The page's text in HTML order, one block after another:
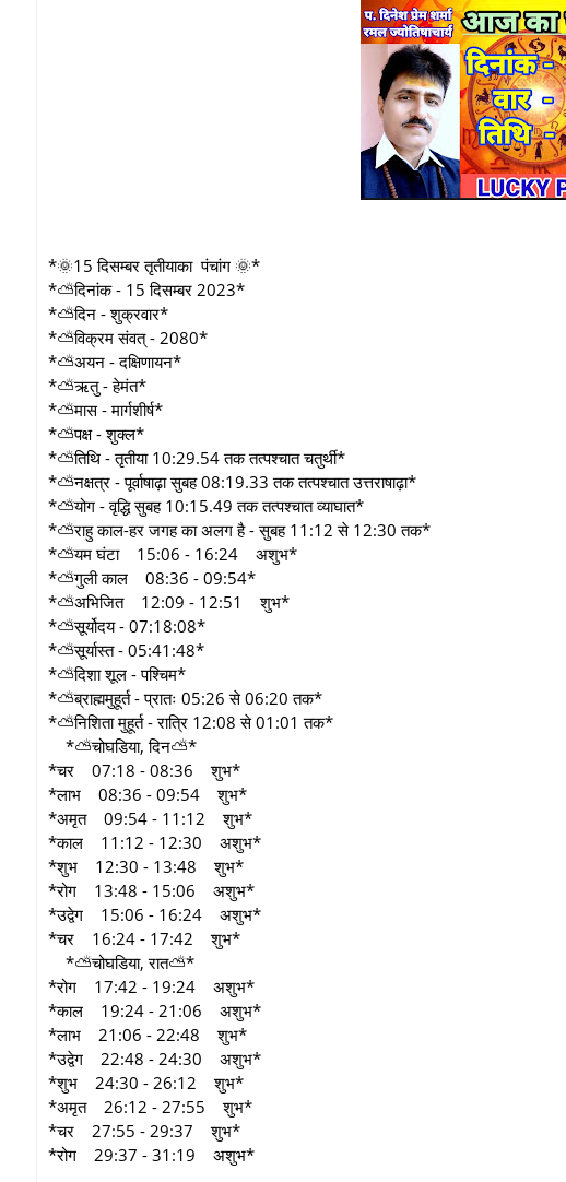
*🌞15 दिसम्बर तृतीयाका पंचांग 🌞*
*⛅दिनांक - 15 दिसम्बर 2023*
*⛅दिन - शुक्रवार*
*⛅विक्रम संवत् - 2080*
*⛅अयन - दक्षिणायन*
*⛅ऋतु - हेमंत*
*⛅मास - मार्गशीर्ष*
*⛅पक्ष - शुक्ल*
*⛅तिथि - तृतीया 10:29.54 तक तत्पश्चात चतुर्थी*
*⛅नक्षत्र - पूर्वाषाढ़ा सुबह 08:19.33 तक तत्पश्चात उत्तराषाढ़ा*
*⛅योग - वृद्धि सुबह 10:15.49 तक तत्पश्चात व्याघात*
*⛅राहु काल-हर जगह का अलग है - सुबह 11:12 से 12:30 तक*
*⛅यम घंटा 15:06 - 16:24 अशुभ*
*⛅गुली काल 08:36 - 09:54*
*⛅अभिजित 12:09 - 12:51 शुभ*
*⛅सूर्योदय - 07:18:08*
*⛅सूर्यास्त - 05:41:48*
*⛅दिशा शूल - पश्चिम*
*⛅ब्राह्ममुहूर्त - प्रातः 05:26 से 06:20 तक*
*⛅निशिता मुहूर्त - रात्रि 12:08 से 01:01 तक*
*⛅चोघडिया, दिन⛅*
*चर 07:18 - 08:36 शुभ*
*लाभ 08:36 - 09:54 शुभ*
*अमृत 09:54 - 11:12 शुभ*
*काल 11:12 - 12:30 अशुभ*
*शुभ 12:30 - 13:48 शुभ*
*रोग 13:48 - 15:06 अशुभ*
*उद्वेग 15:06 - 16:24 अशुभ*
*चर 16:24 - 17:42 शुभ*
*⛅चोघडिया, रात⛅*
*रोग 17:42 - 19:24 अशुभ*
*काल 19:24 - 21:06 अशुभ*
*लाभ 21:06 - 22:48 शुभ*
*उद्वेग 22:48 - 24:30 अशुभ*
*शुभ 24:30 - 26:12 शुभ*
*अमृत 26:12 - 27:55 शुभ*
*चर 27:55 - 29:37 शुभ*
*रोग 29:37 - 31:19 अशुभ*